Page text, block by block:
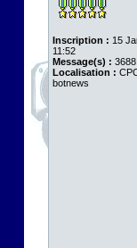
Inscription : 15
11:52
Message(s) : 3688
Localisation :
botnews